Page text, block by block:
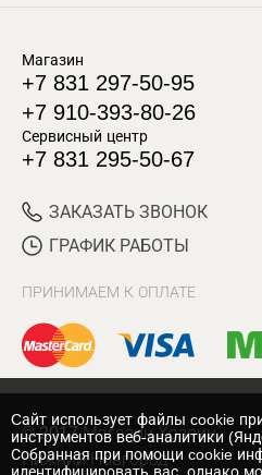
Магазин
+7 831 297-50-95
+7 910-393-80-26
Сервисный центр
+7 831 295-50-67
ЗАКАЗАТЬ ЗВОНОК
ГРАФИК РАБОТЫ
ПРИНИМАЕМ К ОПЛАТЕ
© 2017 Магазин Хозяин
Нижний Новгород
Cайт использует файлы cookie
инструментов веб-аналитики
Собранная при помощи cookie